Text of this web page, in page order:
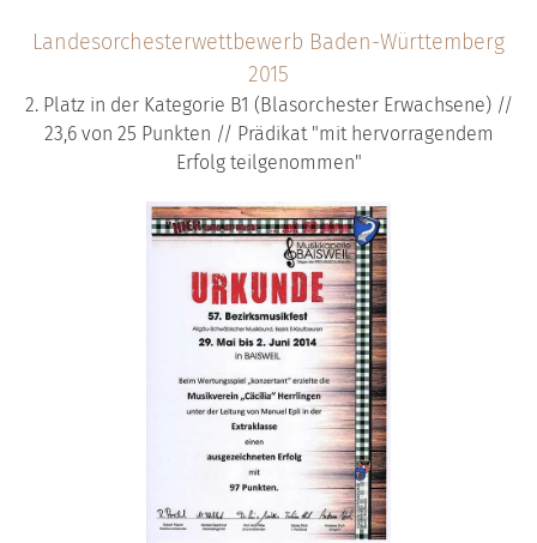
Landesorchesterwettbewerb Baden-Württemberg
2015
2. Platz in der Kategorie B1 (Blasorchester Erwachsene) //
23,6 von 25 Punkten // Prädikat "mit hervorragendem
Erfolg teilgenommen"